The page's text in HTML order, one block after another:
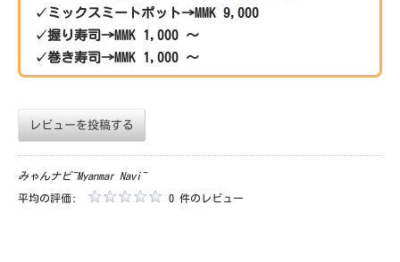
✓ミックスミートポット→MMK 9,000
✓握り寿司→MMK 1,000 ～
✓巻き寿司→MMK 1,000 ～
レビューを投稿する
みゃんナビ~Myanmar Navi~
平均の評価: 0 件のレビュー